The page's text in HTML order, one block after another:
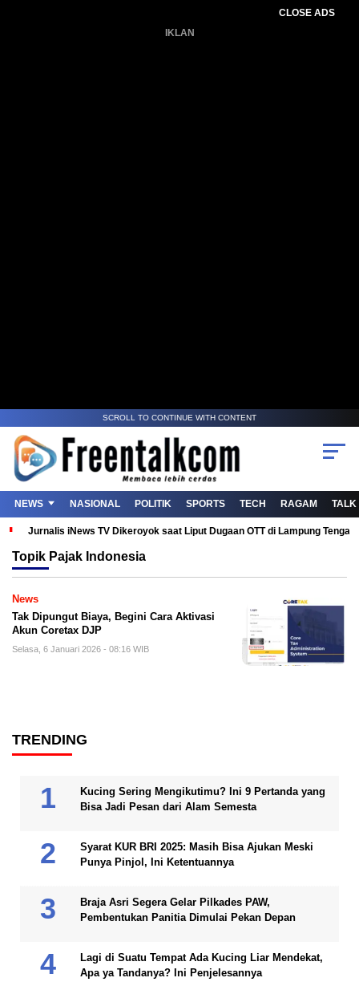
CLOSE ADS
IKLAN
SCROLL TO CONTINUE WITH CONTENT
NEWS NASIONAL POLITIK SPORTS TECH RAGAM TALK
Jurnalis iNews TV Dikeroyok saat Liput Dugaan OTT di Lampung
Topik Pajak Indonesia
News
Tak Dipungut Biaya, Begini Cara Aktivasi
Akun Coretax DJP
Selasa, 6 Januari 2026 - 08:16 WIB
TRENDING
Kucing Sering Mengikutimu? Ini 9 Pertanda yang
Bisa Jadi Pesan dari Alam Semesta
Syarat KUR BRI 2025: Masih Bisa Ajukan Meski
Punya Pinjol, Ini Ketentuannya
Braja Asri Segera Gelar Pilkades PAW,
Pembentukan Panitia Dimulai Pekan Depan
Lagi di Suatu Tempat Ada Kucing Liar Mendekat,
Apa ya Tandanya? Ini Penjelesannya